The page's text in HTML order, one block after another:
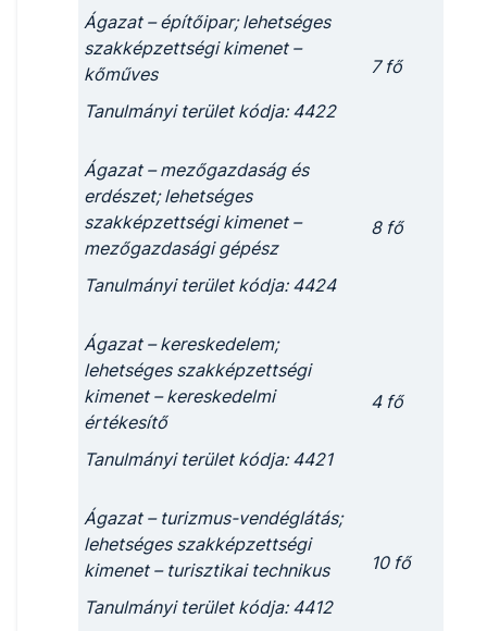
Ágazat – építőipar; lehetséges
szakképzettségi kimenet –
kőműves
Tanulmányi terület kódja: 4422
7 fő
Ágazat – mezőgazdaság és
erdészet; lehetséges
szakképzettségi kimenet –
mezőgazdasági gépész
Tanulmányi terület kódja: 4424
8 fő
Ágazat – kereskedelem;
lehetséges szakképzettségi
kimenet – kereskedelmi
értékesítő
Tanulmányi terület kódja: 4421
4 fő
Ágazat – turizmus-vendéglátás;
lehetséges szakképzettségi
kimenet – turisztikai technikus
Tanulmányi terület kódja: 4412
10 fő